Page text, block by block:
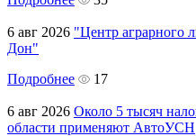
6 авг 2026 "Центр аграрного
Дон"
Подробнее
17
6 авг 2026 Около 5 тысяч
области применяют АвтоУСН